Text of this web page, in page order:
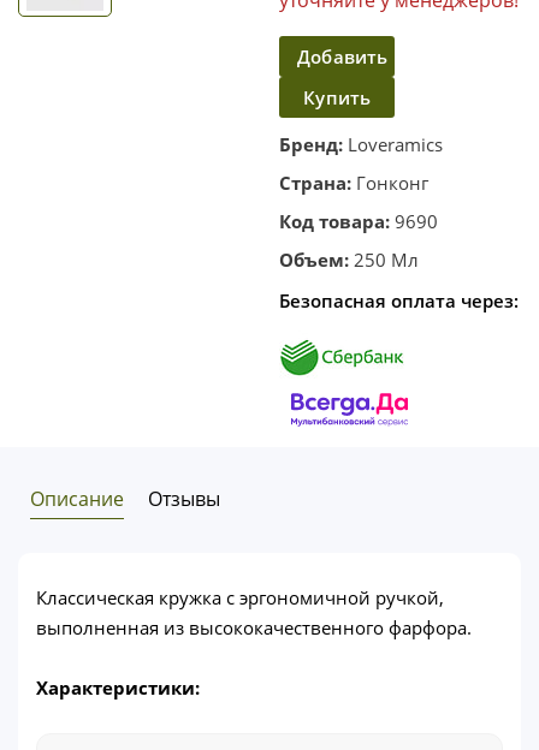
Добавить
в
корзину
Купить
в один
клик
Бренд: Loveramics
Страна: Гонконг
Код товара: 9690
Объем: 250 Мл
Безопасная оплата через:
Описание Отзывы
Классическая кружка с эргономичной ручкой,
выполненная из высококачественного фарфора.
Характеристики: